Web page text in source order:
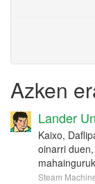
Azken
Lander
Kaixo,
oinarri
Steam